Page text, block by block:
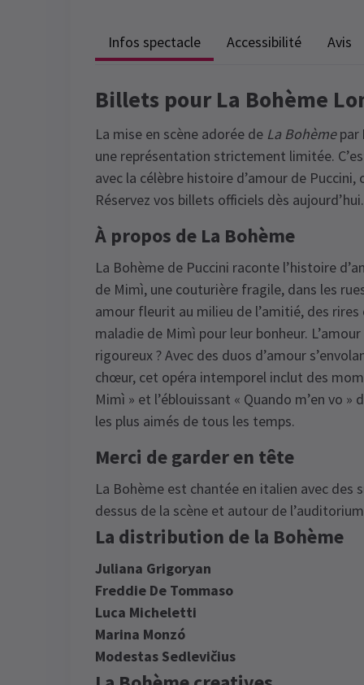
Infos spectacle Accessibilité Avis
Billets pour La Bohème
La mise en scène adorée de La Bohèmepar
une représentation strictement limitée.
avec la célèbre histoire d’amour de
Réservez vos billets officiels dès aujourd’hui.
À propos de La Bohème
La Bohème de Puccini raconte l’histoire
de Mimì, une couturière fragile, dans les
amour fleurit au milieu de l’amitié, des
maladie de Mimì pour leur bonheur.
rigoureux ? Avec des duos d’amour
chœur, cet opéra intemporel inclut des
Mimì » et l’éblouissant « Quando m’en vo
les plus aimés de tous les temps.
Merci de garder en tête
La Bohème est chantée en italien avec des
dessus de la scène et autour de
La distribution de la Bohème
Juliana Grigoryan
Freddie De Tommaso
Luca Micheletti
Marina Monzó
Modestas Sedlevičius